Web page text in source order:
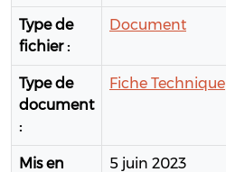
Type de
fichier :
Document
Type de
document
:
Fiche Technique
Mis en
5 juin 2023